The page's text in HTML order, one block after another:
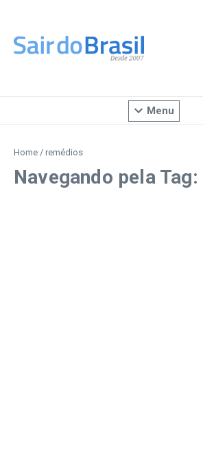
Menu
Home / remédios
Navegando pela